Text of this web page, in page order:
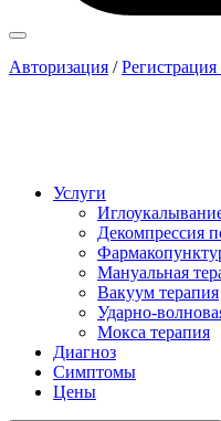
Авторизация /
Услуги
Декомпрессия
Мануальная
Вакуум терапия
Ударно-
Мокса терапия
Диагноз
Симптомы
Цены